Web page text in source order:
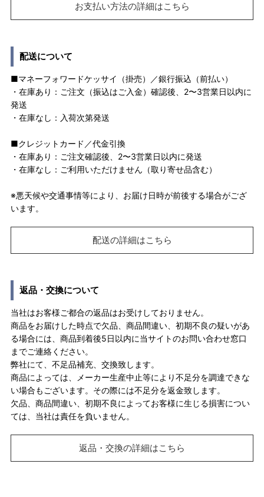
お支払い方法の詳細はこちら
配送について
■マネーフォワードケッサイ（掛売）／銀行振込（前払い）
・在庫あり：ご注文（振込はご入金）確認後、2〜3営業日以内に
発送
・在庫なし：入荷次第発送
■クレジットカード／代金引換
・在庫あり：ご注文確認後、2〜3営業日以内に発送
・在庫なし：ご利用いただけません（取り寄せ品含む）
※悪天候や交通事情等により、お届け日時が前後する場合がござ
います。
配送の詳細はこちら
返品・交換について
当社はお客様ご都合の返品はお受けしておりません。
商品をお届けした時点で欠品、商品間違い、初期不良の疑いがあ
る場合には、商品到着後5日以内に当サイトのお問い合わせ窓口
までご連絡ください。
弊社にて、不足品補充、交換致します。
商品によっては、メーカー生産中止等により不足分を調達できな
い場合もございます。その際には不足分を返金致します。
欠品、商品間違い、初期不良によってお客様に生じる損害につい
ては、当社は責任を負いません。
返品・交換の詳細はこちら